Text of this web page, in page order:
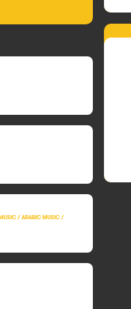
/ ARABIC MUSIC /